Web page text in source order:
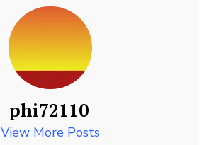
phi72110
View More Posts